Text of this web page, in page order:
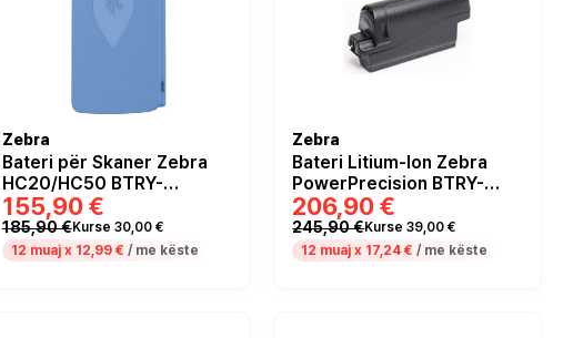
Zebra
Bateri për Skaner Zebra
HC20/HC50 BTRY-
HC2L5L-2XMAXB /
3800mAh - Blu
155,90 €
185,90 €Kurse 30,00 €
12 muaj x 12,99 € / me këste
Zebra
Bateri Litium-Ion Zebra
PowerPrecision BTRY-
NGWT-50MA-01 /
5000mAh
206,90 €
245,90 €Kurse 39,00 €
12 muaj x 17,24 € / me këste